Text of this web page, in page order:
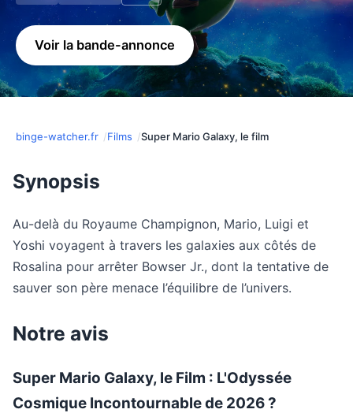
Voir la bande-annonce
binge-watcher.fr Films Super Mario Galaxy, le film
Synopsis
Au-delà du Royaume Champignon, Mario, Luigi et
Yoshi voyagent à travers les galaxies aux côtés de
Rosalina pour arrêter Bowser Jr., dont la tentative de
sauver son père menace l’équilibre de l’univers.
Notre avis
Super Mario Galaxy, le Film : L'Odyssée
Cosmique Incontournable de 2026 ?